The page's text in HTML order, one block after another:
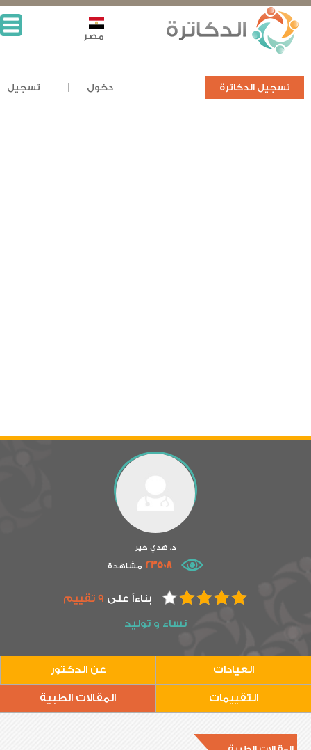
تسجيل الدكاترة دخول تسجيل
مصر
د. هدي خير
23508 مشاهدة
بناءاً على 9 تقييم
نساء و توليد
العيادات عن الدكتور
التقييمات المقالات الطبية